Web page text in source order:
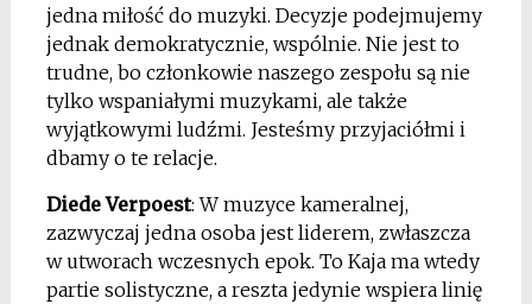
jedna miłość do muzyki. Decyzje podejmujemy
jednak demokratycznie, wspólnie. Nie jest to
trudne, bo członkowie naszego zespołu są nie
tylko wspaniałymi muzykami, ale także
wyjątkowymi ludźmi. Jesteśmy przyjaciółmi i
dbamy o te relacje.
Diede Verpoest: W muzyce kameralnej,
zazwyczaj jedna osoba jest liderem, zwłaszcza
w utworach wczesnych epok. To Kaja ma wtedy
partie solistyczne, a reszta jedynie wspiera linię